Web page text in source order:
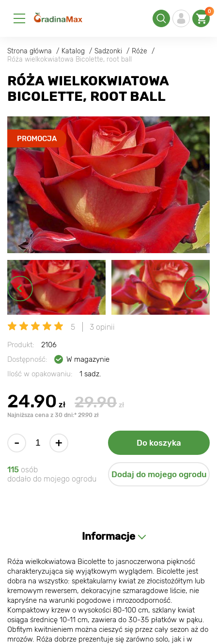
0
Strona główna Katalog Sadzonki
Róże
Róża wielkokwiatowa Bicolette, root ball
RÓŻA WIELKOKWIATOWA
BICOLETTE, ROOT BALL
PROMOCJA
5 3 opinii
Produkt:
2106
Dostępność:
W magazynie
Ilość w opakowaniu:
1 sadz.
24.90 zł 29.90 zł
Najniższa cena z 30 dni:* 29.90 zł
- + Do koszyka
115 osób
dodało do mojego ogrodu
Dodaj do mojego ogrodu
Informacje
Róża wielkokwiatowa Bicolette to jasnoczerwona piękność
charakteryzująca się wyjątkowym wyglądem. Bicolette jest
dobra na wszystko: spektakularny kwiat ze złocistożółtym lub
kremowym rewersem, dekoracyjne szmaragdowe liście, nie
kapryśne na warunki pogodowe i mrozoodporność.
Kompaktowy krzew o wysokości 80-100 cm, szklany kwiat
osiąga średnicę 10-11 cm, zawiera do 30-35 płatków w pąku.
Obfitym kwitnieniem można cieszyć się przez cały sezon aż do
mrozów. Róża dobrze prezentuje się zarówno solo, jak i w